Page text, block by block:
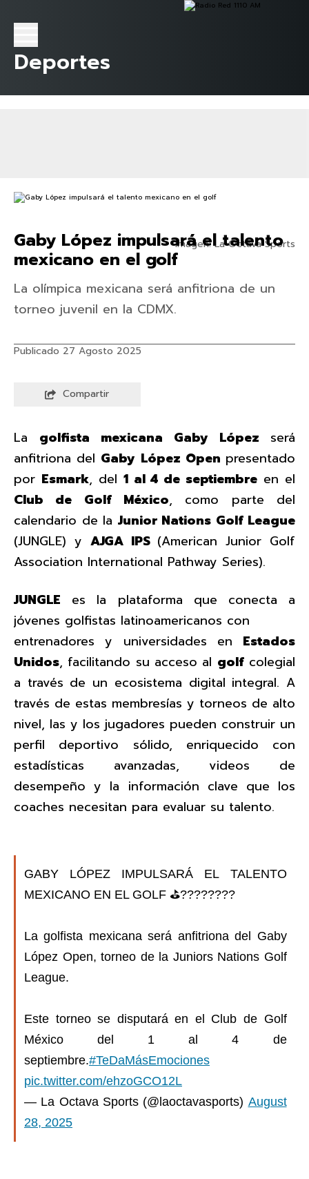
Deportes
Imagen: La Octava Sports
Gaby López impulsará el talento
mexicano en el golf
La olímpica mexicana será anfitriona de un
torneo juvenil en la CDMX.
Publicado 27 Agosto 2025
Compartir
La golfista mexicana Gaby López será
anfitriona del Gaby López Open presentado
por Esmark, del 1 al 4 de septiembre en el
Club de Golf México, como parte del
calendario de la Junior Nations Golf League
(JUNGLE) y AJGA IPS (American Junior Golf
Association International Pathway Series).
JUNGLE es la plataforma que conecta a
jóvenes golfistas latinoamericanos con
entrenadores y universidades en Estados
Unidos, facilitando su acceso al golfcolegial
a través de un ecosistema digital integral. A
través de estas membresías y torneos de alto
nivel, las y los jugadores pueden construir un
perfil deportivo sólido, enriquecido con
estadísticas avanzadas, videos de
desempeño y la información clave que los
coaches necesitan para evaluar su talento.
GABY LÓPEZ IMPULSARÁ EL TALENTO
MEXICANO EN EL GOLF ⛳️????????
La golfista mexicana será anfitriona del Gaby
López Open, torneo de la Juniors Nations Golf
League.
Este torneo se disputará en el Club de Golf
México del 1 al 4 de
septiembre.#TeDaMásEmociones
pic.twitter.com/ehzoGCO12L
— La Octava Sports (@laoctavasports) August
28, 2025